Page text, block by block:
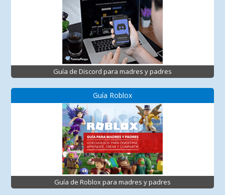
Guía de Discord para madres y padres
Guía Roblox
Guía de Roblox para madres y padres